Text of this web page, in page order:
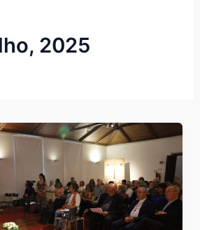
2025